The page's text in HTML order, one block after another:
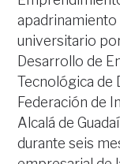
universitario
Desarrollo de
Tecnológica de
Federación de
Alcalá de
durante seis